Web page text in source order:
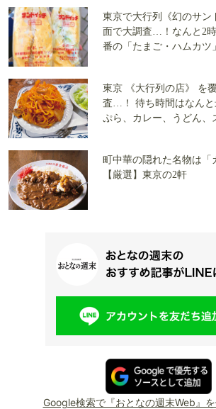
東京で大行列《幻のサン
面で大調査…！なんと2
番の「たまご・ハムカツ
東京 《大行列の店》 を
査…！ 待ち時間はなんと
ぷら、カレー、うどん、
町中華の隠れた名物は「
【厳選】東京の2軒
Google検索で『おとなの週末Web』